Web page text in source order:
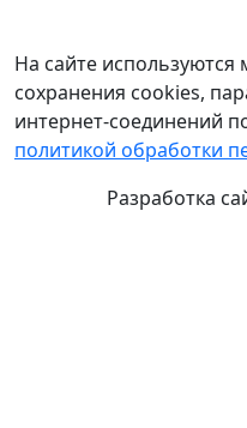
На сайте
сохранения cookies,
интернет-соединений
политикой обработки
Разработка